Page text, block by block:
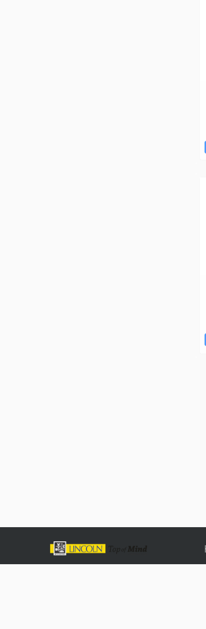
Preguntas